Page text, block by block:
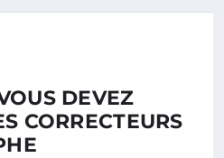
DEVEZ
CORRECTEURS